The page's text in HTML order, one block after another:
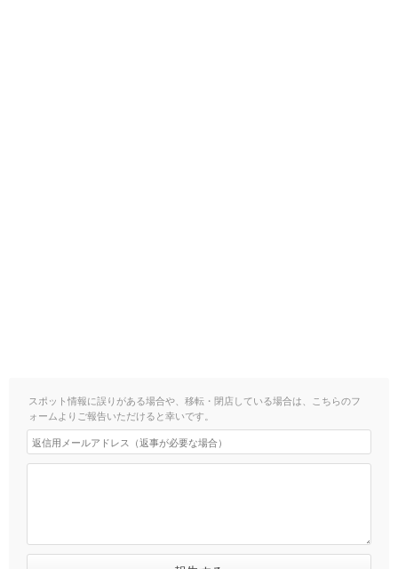
スポット情報に誤りがある場合や、移転・閉店している場合は、こちらのフ
ォームよりご報告いただけると幸いです。